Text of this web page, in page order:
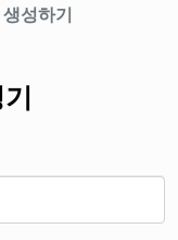
성하기